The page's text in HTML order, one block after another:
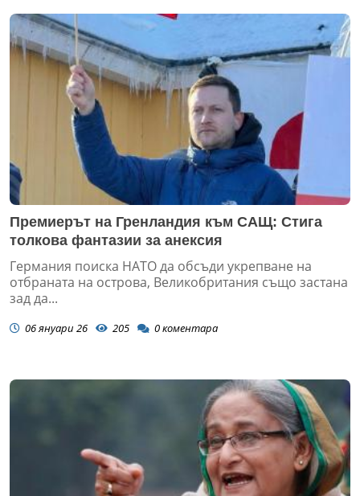
Премиерът на Гренландия към САЩ: Стига
толкова фантазии за анексия
Германия поиска НАТО да обсъди укрепване на
отбраната на острова, Великобритания също застана
зад да...
06 януари 26 205 0коментара